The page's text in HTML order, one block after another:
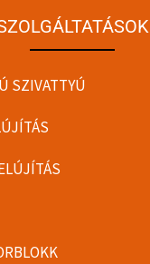
SZIVATTYÚ